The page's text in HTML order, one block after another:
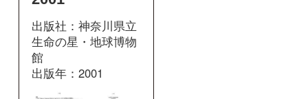
和名：
アキニレ